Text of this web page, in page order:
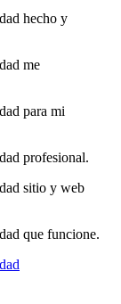
hecho y
me
para mi
profesional.
sitio y web
que funcione.